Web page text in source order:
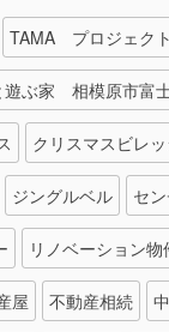
TAMA プロジェク
遊ぶ家 相模原市富
クリスマスビレ
ジングルベル セ
リノベーション物
屋 不動産相続